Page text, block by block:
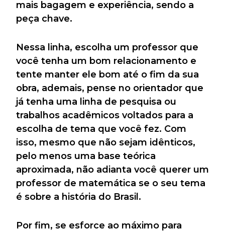
mais bagagem e experiência, sendo a
peça chave.
Nessa linha, escolha um professor que
você tenha um bom relacionamento e
tente manter ele bom até o fim da sua
obra, ademais, pense no orientador que
já tenha uma linha de pesquisa ou
trabalhos acadêmicos voltados para a
escolha de tema que você fez. Com
isso, mesmo que não sejam idênticos,
pelo menos uma base teórica
aproximada, não adianta você querer um
professor de matemática se o seu tema
é sobre a história do Brasil.
Por fim, se esforce ao máximo para